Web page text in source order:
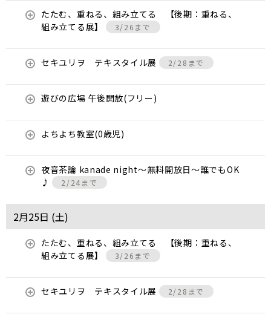
たたむ、重ねる、組み立てる 【後期：重ねる、
組み立てる展】
3/26まで
セキユリヲ テキスタイル展 2/28まで
遊びの広場 午後開放(フリー)
よちよち教室(0歳児)
夜音茶論 kanade night～無料開放日～誰でもOK
♪
2/24まで
2月25日 (土)
たたむ、重ねる、組み立てる 【後期：重ねる、
組み立てる展】
3/26まで
セキユリヲ テキスタイル展 2/28まで